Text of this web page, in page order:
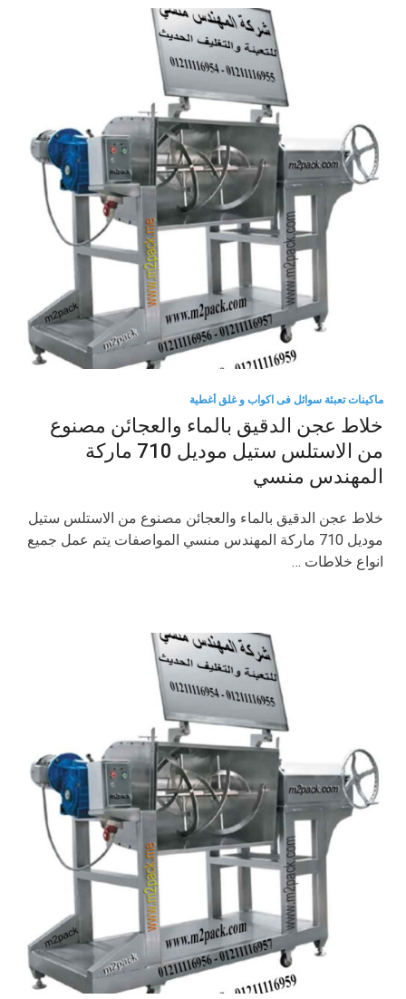
ماكينات تعبئة سوائل فى اكواب و غلق أغطية
خلاط عجن الدقيق بالماء والعجائن مصنوع
من الاستلس ستيل موديل 710 ماركة
المهندس منسي
خلاط عجن الدقيق بالماء والعجائن مصنوع من الاستلس ستيل
موديل 710 ماركة المهندس منسي المواصفات يتم عمل جميع
انواع خلاطات …